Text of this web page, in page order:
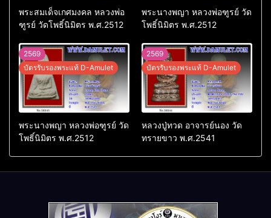
พระสมเด็จเกศมงคล หลวงพ่อ
ฑูรย์ วัดโพธิ์นิมิตร พ.ศ.2512
พระนางพญา หลวงพ่อฑูรย์ วัด
โพธิ์นิมิตร พ.ศ.2512
2569
บัตรรับรองพระแท้ D-Amulet
พระนางพญา หลวงพ่อฑูรย์ วัด
โพธิ์นิมิตร พ.ศ.2512
2569
บัตรรับรองพระแท้ D-Amulet
หลวงปู่ทวด อาจารย์นอง วัด
ทรายขาว พ.ศ.2541